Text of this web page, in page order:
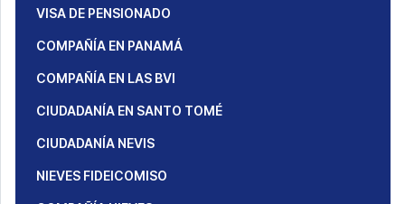
VISA DE PENSIONADO
COMPAÑÍA EN PANAMÁ
COMPAÑÍA EN LAS BVI
CIUDADANÍA EN SANTO TOMÉ
CIUDADANÍA NEVIS
NIEVES FIDEICOMISO